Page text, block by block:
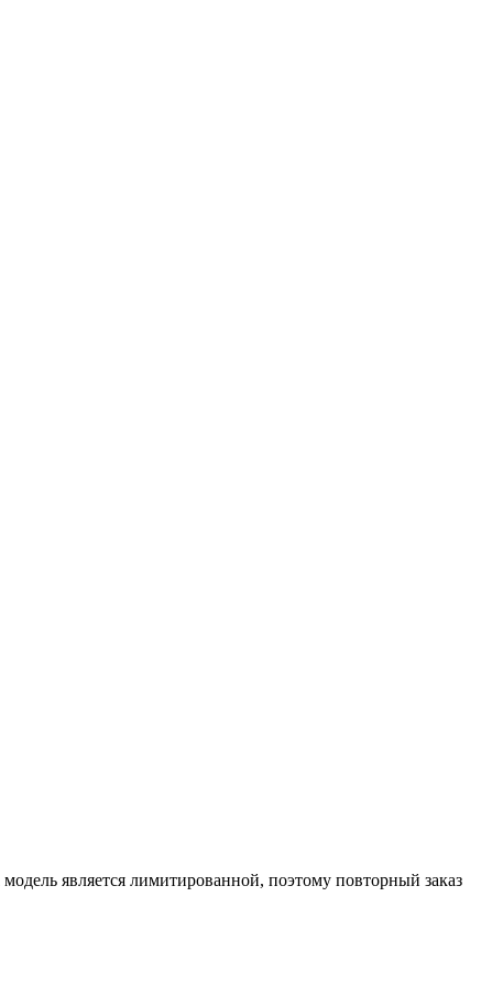
является лимитированной, поэтому повторный заказ